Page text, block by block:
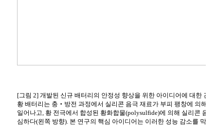
[그림 2] 개발된 신규 배터리의 안정성 향상을 위한 아이디어에 대한 간
황 배터리는 충‧방전 과정에서 실리콘 음극 재료가 부피 팽창에 의해 나
일어나고, 황 전극에서 합성된 황화합물(polysulfide)에 의해 실리콘 음극
심하다(왼쪽 방향). 본 연구의 핵심 아이디어는 이러한 성능 감소를 막기